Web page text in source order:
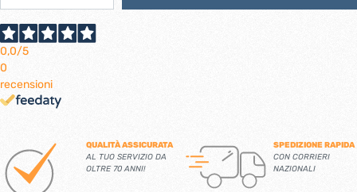
0,0/5
0
recensioni
QUALITÀ ASSICURATA
AL TUO SERVIZIO DA
OLTRE 70 ANNI!
SPEDIZIONE RAPIDA
CON CORRIERI
NAZIONALI